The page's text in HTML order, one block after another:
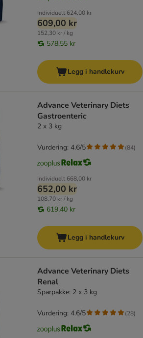
Individuelt 624,00 kr
609,00 kr
152,30 kr / kg
578,55 kr
Legg i handlekurv
Advance Veterinary Diets
Gastroenteric
2 x 3 kg
Individuelt 668,00 kr
652,00 kr
108,70 kr / kg
619,40 kr
Vurdering: 4.6/5 (84)
Legg i handlekurv
Advance Veterinary Diets
Renal
Sparpakke: 2 x 3 kg
Vurdering: 4.6/5 (28)